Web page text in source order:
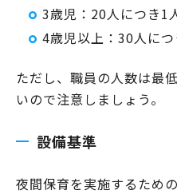
3歳児：20人につき1
4歳児以上：30人に
ただし、職員の人数は最
いので注意しましょう。
設備基準
夜間保育を実施するため